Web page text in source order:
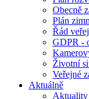
Obecně
Plán
Řád
GDPR -
Životní
Veřejné
Aktuálně
Aktuality